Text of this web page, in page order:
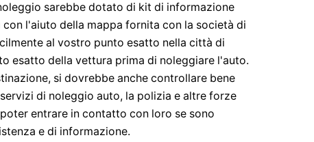
sarebbe dotato di kit di informazione
l'aiuto della mappa fornita con la società di
al vostro punto esatto nella città di
esatto della vettura prima di noleggiare l'auto.
si dovrebbe anche controllare bene
di noleggio auto, la polizia e altre forze
entrare in contatto con loro se sono
e di informazione.